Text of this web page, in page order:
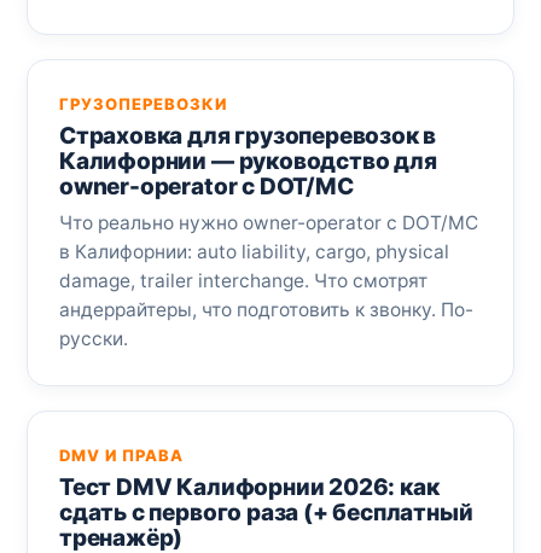
ГРУЗОПЕРЕВОЗКИ
Страховка для грузоперевозок в
Калифорнии — руководство для
owner-operator с DOT/MC
Что реально нужно owner-operator с DOT/MC
в Калифорнии: auto liability, cargo, physical
damage, trailer interchange. Что смотрят
андеррайтеры, что подготовить к звонку. По-
русски.
DMV И ПРАВА
Тест DMV Калифорнии 2026: как
сдать с первого раза (+ бесплатный
тренажёр)